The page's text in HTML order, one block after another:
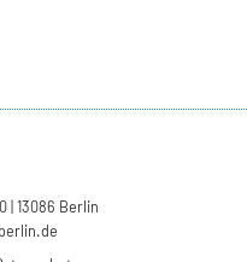
| 13086 Berlin